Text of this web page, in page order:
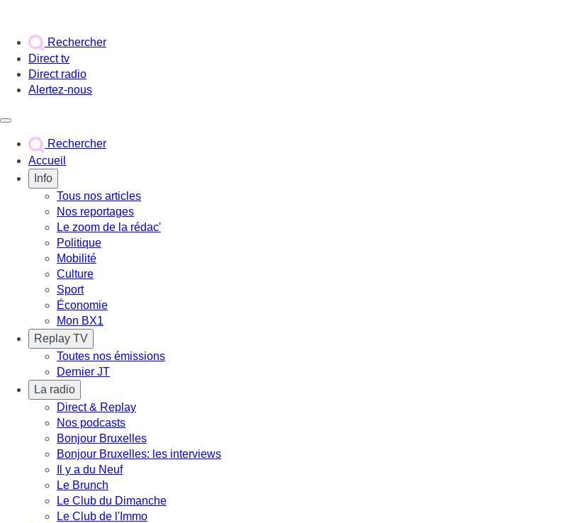
Rechercher
Direct tv
Direct radio
Alertez-nous
Rechercher
Accueil
Info
Tous nos articles
Nos reportages
Le zoom de la rédac'
Politique
Mobilité
Culture
Sport
Économie
Mon BX1
Replay TV
Toutes nos émissions
Dernier JT
La radio
Direct & Replay
Nos podcasts
Bonjour Bruxelles
Bonjour Bruxelles: les interviews
Il y a du Neuf
Le Brunch
Le Club du Dimanche
Le Club de l'Immo